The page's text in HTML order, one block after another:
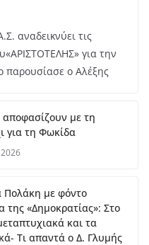
υ,
20
26
του Δήμου
αναδεικνύει τις
για την
παρουσίασε ο Αλέξης
αποφασίζουν με τη
για τη Φωκίδα
2026
Πολάκη με φόντο
της «Δημοκρατίας»: Στο
και τα
Τι απαντά ο Δ. Γλυμής